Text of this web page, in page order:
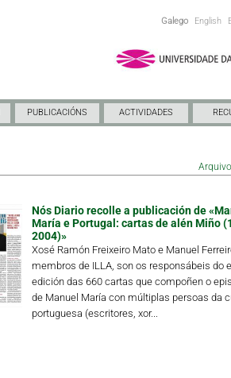
Galego English
PUBLICACIÓNS ACTIVIDADES
Nós Diario recolle a publicación de
María e Portugal: cartas de alén Miño
2004)»
Xosé Ramón Freixeiro Mato e Manuel
membros de ILLA, son os responsábeis do
edición das 660 cartas que compoñen o
de Manuel María con múltiplas persoas da
portuguesa (escritores, xor...